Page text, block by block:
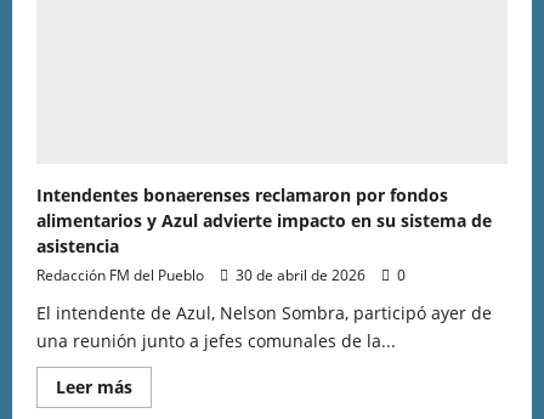
Intendentes bonaerenses reclamaron por fondos
alimentarios y Azul advierte impacto en su sistema de
asistencia
Redacción FM del Pueblo 30 de abril de 2026 0
El intendente de Azul, Nelson Sombra, participó ayer de
una reunión junto a jefes comunales de la...
Leer más